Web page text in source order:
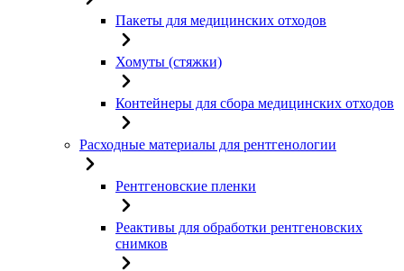
Пакеты для медицинских отходов
Хомуты (стяжки)
Контейнеры для сбора медицинских отходов
Расходные материалы для рентгенологии
Рентгеновские пленки
Реактивы для обработки рентгеновских
снимков